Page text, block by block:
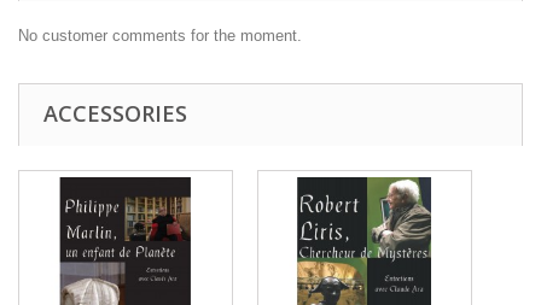
No customer comments for the moment.
ACCESSORIES